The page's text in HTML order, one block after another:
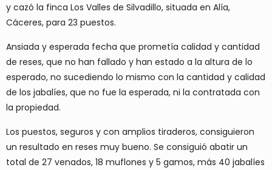
y cazó la finca Los Valles de Silvadillo, situada en Alía,
Cáceres, para 23 puestos.
Ansiada y esperada fecha que prometía calidad y cantidad
de reses, que no han fallado y han estado a la altura de lo
esperado, no sucediendo lo mismo con la cantidad y calidad
de los jabalíes, que no fue la esperada, ni la contratada con
la propiedad.
Los puestos, seguros y con amplios tiraderos, consiguieron
un resultado en reses muy bueno. Se consiguió abatir un
total de 27 venados, 18 muflones y 5 gamos, más 40 jabalíes